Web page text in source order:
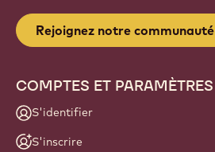
Rejoignez notre communauté
COMPTES ET PARAMÈTRES
S'identifier
S'inscrire